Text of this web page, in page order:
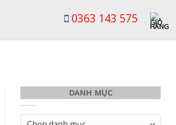
0363 143 575
DANH MỤC
Danh